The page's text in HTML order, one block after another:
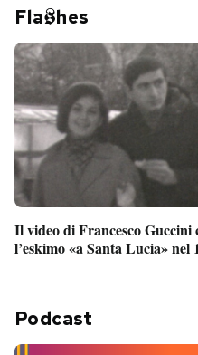
Fla hes
Il video di Francesco Guccini
l’eskimo «a Santa Lucia» nel
Podcast